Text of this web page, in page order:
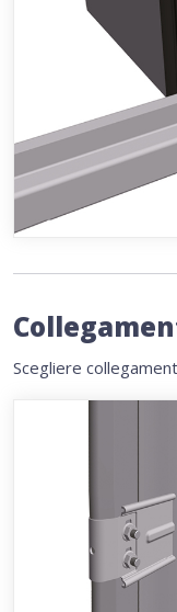
Scegliere